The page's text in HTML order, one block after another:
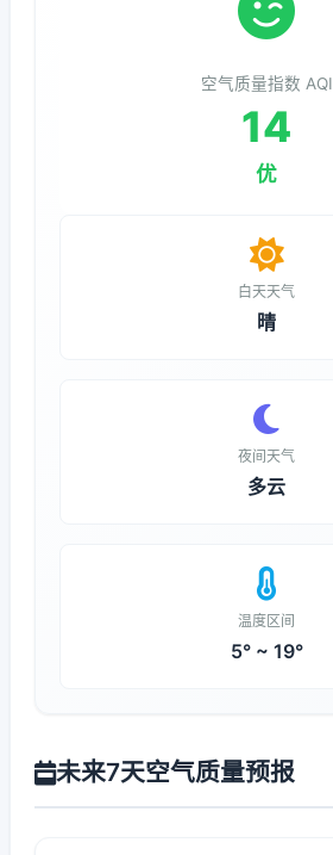
空气质量指数 AQI
14
优
白天天气
晴
夜间天气
多云
温度区间
5° ~ 19°
未来7天空气质量预报